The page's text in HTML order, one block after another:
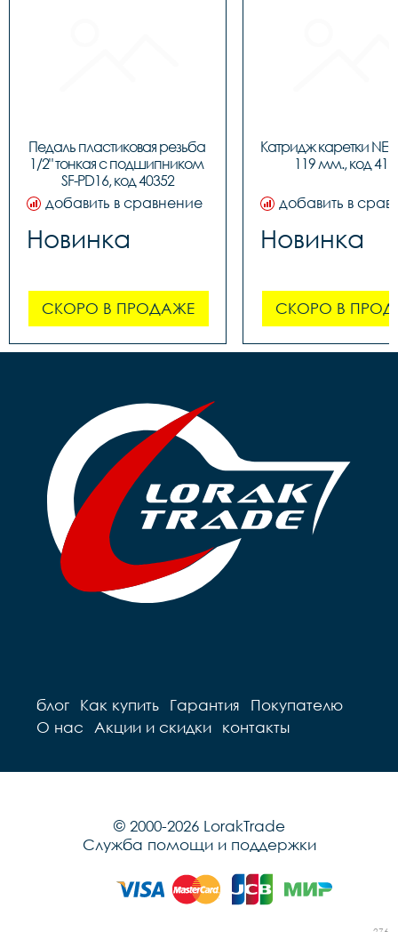
Педаль пластиковая резьба
1/2" тонкая c подшипником
SF-PD16, код 40352
добавить в сравнение
Новинка
СКОРО В ПРОДАЖЕ
Катридж каретки
119 мм., код
добавить в
Новинка
СКОРО В
блог Как купить Гарантия
Покупателю
О нас
Акции и скидки контакты
© 2000-2026 LorakTrade
Служба помощи и поддержки